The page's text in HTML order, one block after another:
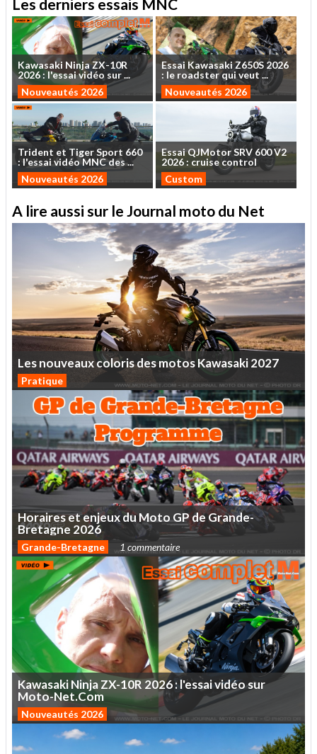
Les derniers essais MNC
Kawasaki NinjaZX-10R
2026: l'essaividéo sur...
Nouveautés 2026
Essai Kawasaki Z650S 2026
: le roadsterquiveut ...
Nouveautés 2026
Trident et TigerSport 660
: l'essaividéo MNCdes...
Nouveautés 2026
EssaiQJMotorSRV 600V2
2026 : cruise control
Custom
A lire aussi sur le Journal moto du Net
LesnouveauxcolorisdesmotosKawasaki2027
Pratique
HorairesetenjeuxduMotoGPdeGrande-
Bretagne 2026
Grande-Bretagne 1 commentaire
KawasakiNinjaZX-10R 2026:l'essaividéosur
Moto-Net.Com
Nouveautés 2026